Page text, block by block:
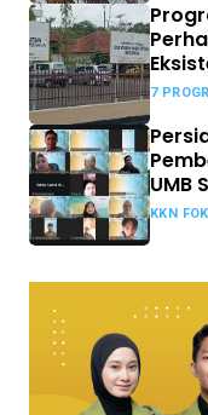
MBG
7
UMB
KKN